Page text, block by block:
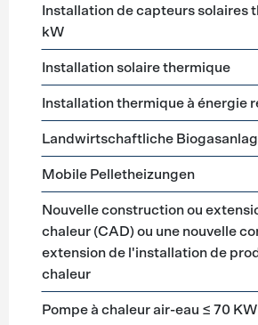
Installation de capteurs solaires
kW
Installation solaire thermique
Installation thermique à énergie
Landwirtschaftliche
Mobile Pelletheizungen
Nouvelle construction ou
chaleur (CAD) ou une nouvelle
extension de l'installation de
chaleur
Pompe à chaleur air-eau ≤ 70 KW